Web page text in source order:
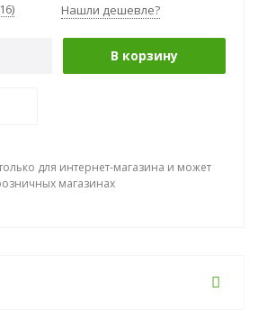
Нашли дешевле?
В корзину
для интернет-магазина и может
магазинах